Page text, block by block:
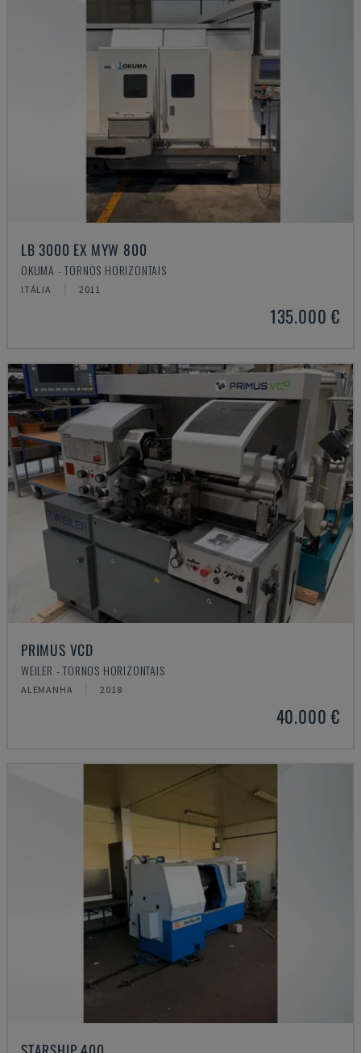
LB 3000 EX MYW 800
OKUMA - TORNOS HORIZONTAIS
ITÁLIA 2011
135.000 €
PRIMUS VCD
WEILER - TORNOS HORIZONTAIS
ALEMANHA 2018
40.000 €